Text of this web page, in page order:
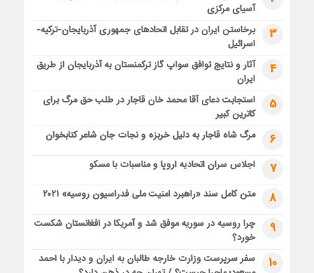
آسیای مرکزی
3
برخاستن ایران در تقابل اتحادهای جمهوری آذربایجان-ترکیه-
اسرائیل
4
آثار و نتایج توافق سواپ گاز ترکمنستان به آذربایجان از طریق
ایران
5
استجابت دعای آقا محمد خان قاجار در طلب حق مرگ برای
کاترین کبیر
6 مرگ شاه قاجار به دلیل خربزه و نجات جان شاعر کتابخوان
7 اجلاس سران اتحادیه اروپا و مناسبات با مسکو
8 متن کامل سند «راهبرد امنیت ملی فدراسیون روسیه» ۲۰۲۱
9
چرا روسیه در سوریه موفق شد و آمریکا در افغانستان شکست
خورد؟
10
سفر سرپرست وزارت خارجه طالبان به ایران و دیدار با احمد